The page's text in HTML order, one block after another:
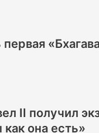
II получил
как она есть»